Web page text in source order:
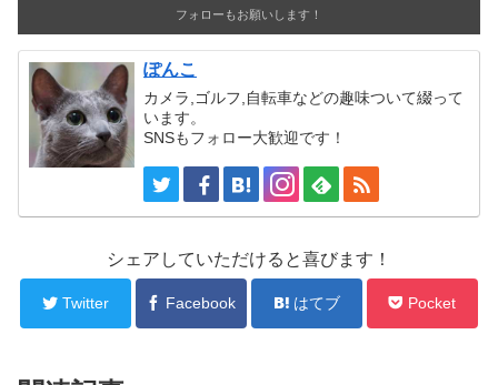
フォローもお願いします！
ぽんこ
カメラ,ゴルフ,自転車などの趣味ついて綴って
います。
SNSもフォロー大歓迎です！
シェアしていただけると喜びます！
Twitter Facebook はてブ Pocket